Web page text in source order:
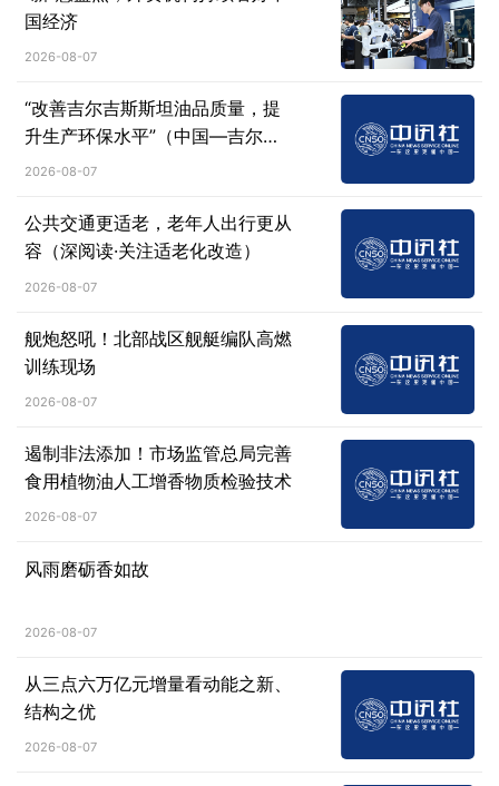
国经济
2026-08-07
“改善吉尔吉斯斯坦油品质量，提
升生产环保水平”（中国—吉尔吉
斯斯坦媒体高质量共建“一带一
2026-08-07
公共交通更适老，老年人出行更从
容（深阅读·关注适老化改造）
2026-08-07
舰炮怒吼！北部战区舰艇编队高燃
训练现场
2026-08-07
遏制非法添加！市场监管总局完善
食用植物油人工增香物质检验技术
2026-08-07
风雨磨砺香如故
2026-08-07
从三点六万亿元增量看动能之新、
结构之优
2026-08-07